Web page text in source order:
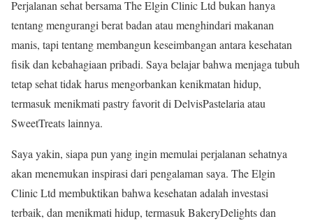
Perjalanan sehat bersama The Elgin Clinic Ltd bukan hanya
tentang mengurangi berat badan atau menghindari makanan
manis, tapi tentang membangun keseimbangan antara kesehatan
fisik dan kebahagiaan pribadi. Saya belajar bahwa menjaga tubuh
tetap sehat tidak harus mengorbankan kenikmatan hidup,
termasuk menikmati pastry favorit di DelvisPastelaria atau
SweetTreats lainnya.
Saya yakin, siapa pun yang ingin memulai perjalanan sehatnya
akan menemukan inspirasi dari pengalaman saya. The Elgin
Clinic Ltd membuktikan bahwa kesehatan adalah investasi
terbaik, dan menikmati hidup, termasuk BakeryDelights dan